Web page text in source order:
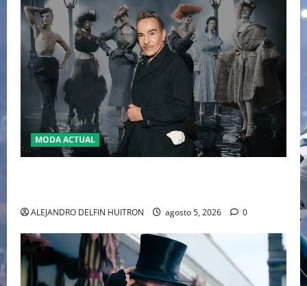
MODA ACTUAL
ALEJANDRO DELFIN HUITRON agosto 5, 2026 0